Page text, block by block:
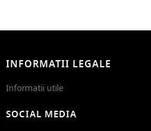
INFORMATII LEGALE
Informatii utile
SOCIAL MEDIA